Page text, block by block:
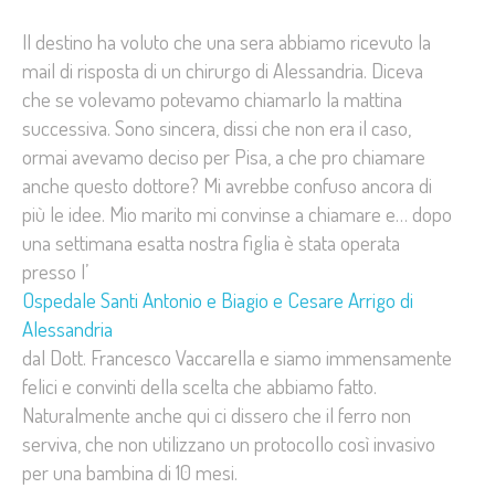
Il destino ha voluto che una sera abbiamo ricevuto la
mail di risposta di un chirurgo di Alessandria. Diceva
che se volevamo potevamo chiamarlo la mattina
successiva. Sono sincera, dissi che non era il caso,
ormai avevamo deciso per Pisa, a che pro chiamare
anche questo dottore? Mi avrebbe confuso ancora di
più le idee. Mio marito mi convinse a chiamare e… dopo
una settimana esatta nostra figlia è stata operata
presso l’
Ospedale Santi Antonio e Biagio e Cesare Arrigo di
Alessandria
dal Dott. Francesco Vaccarella e siamo immensamente
felici e convinti della scelta che abbiamo fatto.
Naturalmente anche qui ci dissero che il ferro non
serviva, che non utilizzano un protocollo così invasivo
per una bambina di 10 mesi.